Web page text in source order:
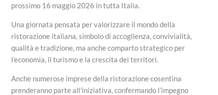
prossimo 16 maggio 2026 in tutta Italia.
Una giornata pensata per valorizzare il mondo della
ristorazione italiana, simbolo di accoglienza, convivialità,
qualità e tradizione, ma anche comparto strategico per
l’economia, il turismo e la crescita dei territori.
Anche numerose imprese della ristorazione cosentina
prenderanno parte all’iniziativa, confermando l’impegno